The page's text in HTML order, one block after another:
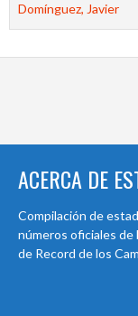
Domínguez, Javier
ACERCA DE
Compilación de
números oficiales de
de Record de los